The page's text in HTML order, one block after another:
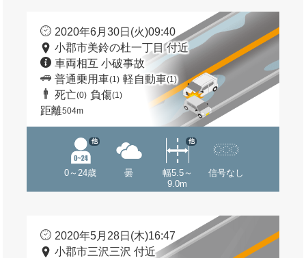
2020年6月30日(火)09:40
小郡市美鈴の杜一丁目 付近
車両相互 小破事故
普通乗用車(1) 軽自動車(1)
死亡(0) 負傷(1)
距離504m
0～24歳
他
曇
幅5.5～
9.0m
他
信号なし
2020年5月28日(木)16:47
小郡市三沢三沢 付近